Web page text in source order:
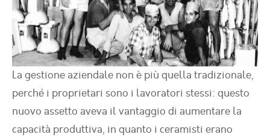
La gestione aziendale non è più quella tradizionale,
perché i proprietari sono i lavoratori stessi: questo
nuovo assetto aveva il vantaggio di aumentare la
capacità produttiva, in quanto i ceramisti erano